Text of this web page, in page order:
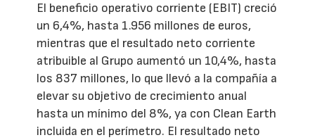
El beneficio operativo corriente (EBIT) creció
un 6,4%, hasta 1.956 millones de euros,
mientras que el resultado neto corriente
atribuible al Grupo aumentó un 10,4%, hasta
los 837 millones, lo que llevó a la compañía a
elevar su objetivo de crecimiento anual
hasta un mínimo del 8%, ya con Clean Earth
incluida en el perímetro. El resultado neto